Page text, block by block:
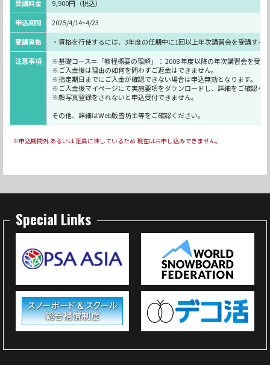
受講料金
9,900円（税込）
申込期間
2025/4/14~4/23
受講資格
・資格を行使するには、3年度の任期中に1回以上年次講習会を受講する
注意事項
※基礎コース＝「教程概要の理解」： 2008 年度以降の年次講習会を受講
※ご入金後は理由の如何を問わずご返金はできません。
※指定期日までにご入金が確認できない場合は申込無効となります。
※ご入金後マイページにて実施要項をダウンロードし、詳細をご確認く
※顔写真登録をされないと申込受付できません。
その他、詳細はWeb版雪坊主等をご確認ください。
※申込期間外 あるいは 定員に達しているため 現在はお申し込みできません。
Special Links